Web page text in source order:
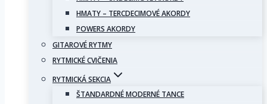
HMATY – TERCDECIMOVÉ AKORDY
POWERS AKORDY
GITAROVÉ RYTMY
RYTMICKÉ CVIČENIA
RYTMICKÁ SEKCIA
ŠTANDARDNÉ MODERNÉ TANCE